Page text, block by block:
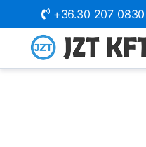
+36.30 207 0830